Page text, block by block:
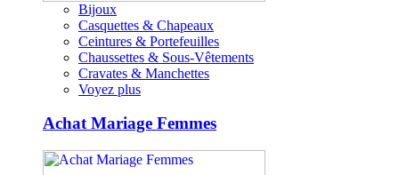
Bijoux
Casquettes & Chapeaux
Ceintures & Portefeuilles
Chaussettes & Sous-Vêtements
Cravates & Manchettes
Voyez plus
Achat Mariage Femmes